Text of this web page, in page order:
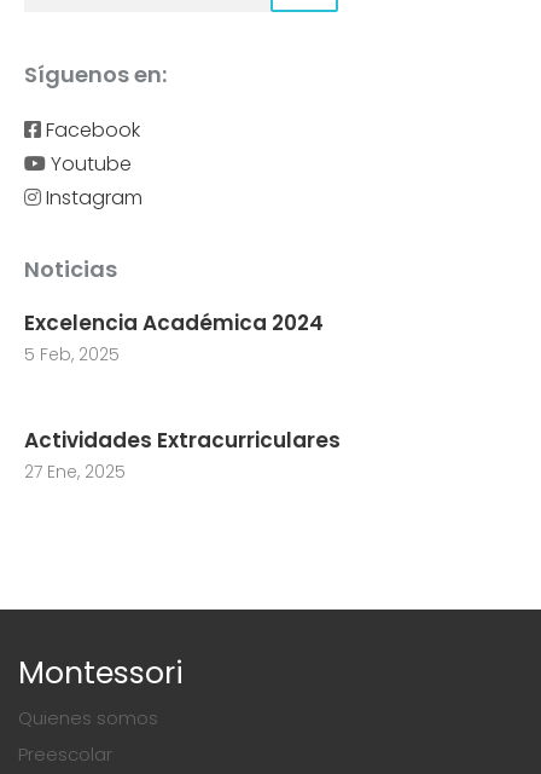
Síguenos en:
Facebook
Youtube
Instagram
Noticias
Excelencia Académica 2024
5 Feb, 2025
Actividades Extracurriculares
27 Ene, 2025
Montessori
Quienes somos
Preescolar